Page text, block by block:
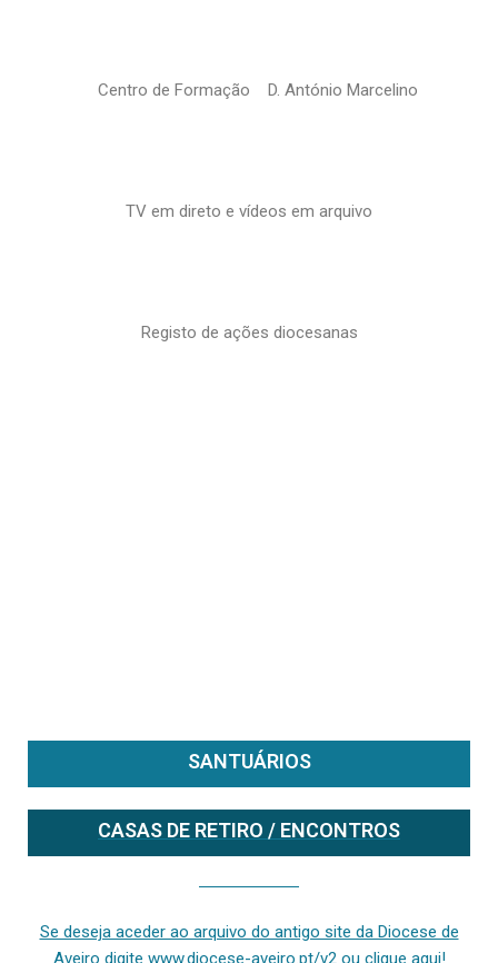
Centro de Formação D. António Marcelino
TV em direto e vídeos em arquivo
Registo de ações diocesanas
SANTUÁRIOS
CASAS DE RETIRO / ENCONTROS
Se deseja aceder ao arquivo do antigo site da Diocese de
Aveiro digite www.diocese-aveiro.pt/v2 ou clique aqui!